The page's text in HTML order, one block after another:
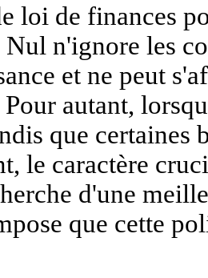
loi de finances
n'ignore les
et ne peut
autant,
que certaines
le caractère
d'une
que cette